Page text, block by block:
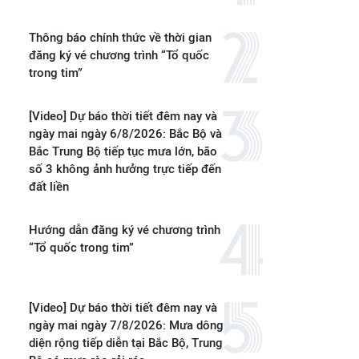
Thông báo chính thức về thời gian
đăng ký vé chương trình “Tổ quốc
trong tim”
[Video] Dự báo thời tiết đêm nay và
ngày mai ngày 6/8/2026: Bắc Bộ và
Bắc Trung Bộ tiếp tục mưa lớn, bão
số 3 không ảnh hưởng trực tiếp đến
đất liền
Hướng dẫn đăng ký vé chương trình
“Tổ quốc trong tim”
[Video] Dự báo thời tiết đêm nay và
ngày mai ngày 7/8/2026: Mưa dông
diện rộng tiếp diễn tại Bắc Bộ, Trung